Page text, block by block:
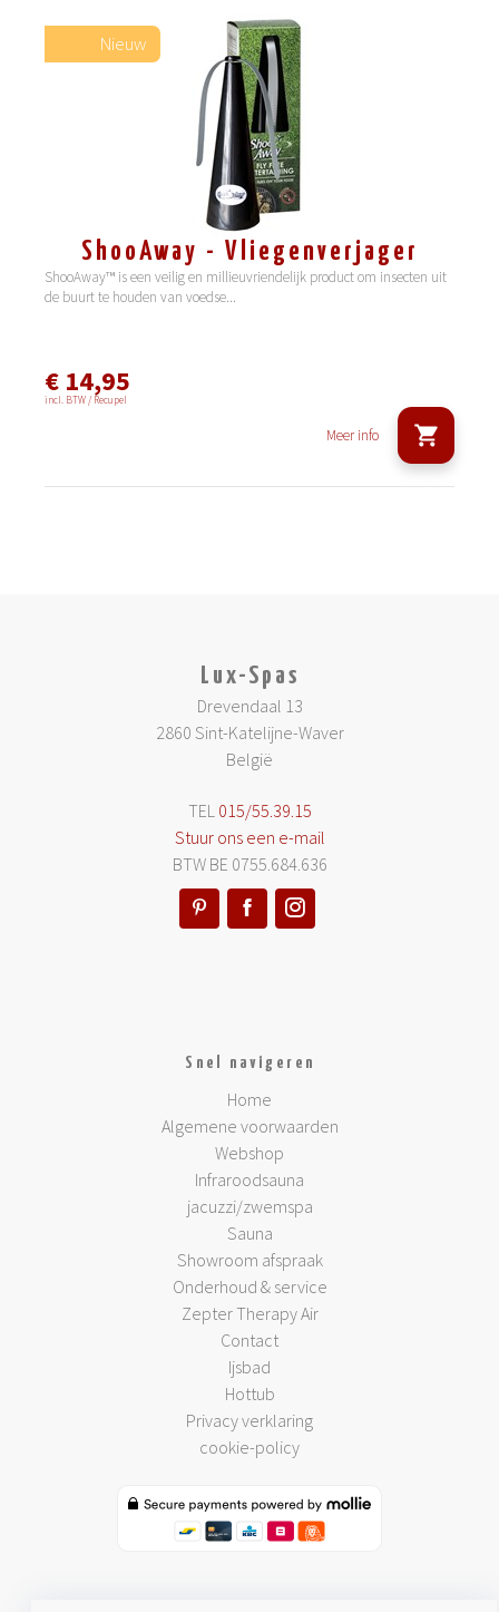
Nieuw
ShooAway - Vliegenverjager
ShooAway™ is een veilig en millieuvriendelijk product om insecten uit
de buurt te houden van voedse...
€ 14,95
incl. BTW / Recupel
Meer info
Lux-Spas
Drevendaal 13
2860 Sint-Katelijne-Waver
België
TEL 015/55.39.15
Stuur ons een e-mail
BTW BE 0755.684.636
Snel navigeren
Home
Algemene voorwaarden
Webshop
Infraroodsauna
jacuzzi/zwemspa
Sauna
Showroom afspraak
Onderhoud & service
Zepter Therapy Air
Contact
Ijsbad
Hottub
Privacy verklaring
cookie-policy